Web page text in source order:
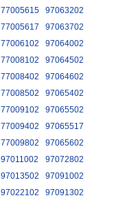
77005615
97063202
77005617
97063702
77006102
97064002
77008102
97064502
77008402
97064602
77008502
97065402
77009102
97065502
77009402
97065517
77009802
97065602
97011002
97072802
97013502
97091002
97022102
97091302